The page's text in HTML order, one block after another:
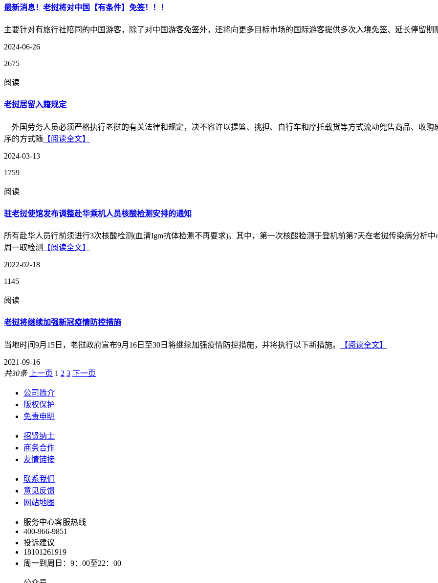
最新消息！老挝将对中国【有条件】免签！！！
主要针对有旅行社陪同的中国游客，除了对中国游客免签外，还将向更多目标市场的国际游客提供多次入境免签、延长停留期
2024-06-26
2675
阅读
老挝居留入籍规定
外国劳务人员必须严格执行老挝的有关法律和规定，决不容许以提篮、挑担、自行车和摩托载货等方式流动兜售商品、收
序的方式随 【阅读全文】
2024-03-13
1759
阅读
驻老挝使馆发布调整赴华乘机人员核酸检测安排的通知
所有赴华人员行前须进行3次核酸检测(血清Igm抗体检测不再要求)。其中，第一次核酸检测于登机前第7天在老挝传染病分析
周一取检测
【阅读全文】
2022-02-18
1145
阅读
老挝将继续加强新冠疫情防控措施
当地时间9月15日，老挝政府宣布9月16日至30日将继续加强疫情防控措施，并将执行以下新措施。 【阅读全文】
2021-09-16
共30条
上一页 1 2 3 下一页
公司简介
版权保护
免责申明
招贤纳士
商务合作
友情链接
联系我们
意见反馈
网站地图
服务中心客服热线
400-966-9851
投诉建议
18101261919
周一到周日：9：00至22：00